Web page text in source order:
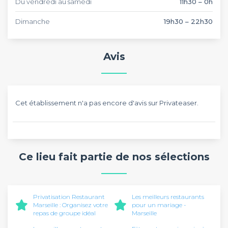
Dimanche 19h30 – 22h30
Avis
Cet établissement n'a pas encore d'avis sur Privateaser.
Ce lieu fait partie de nos sélections
Privatisation Restaurant
Marseille : Organisez votre
repas de groupe idéal
Les meilleurs restaurants
pour un mariage -
Marseille